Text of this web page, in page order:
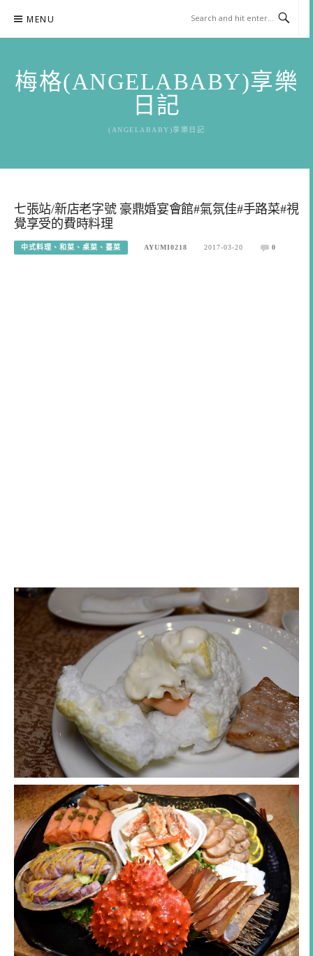
content
MENU
梅格(ANGELABABY)享樂
日記
(ANGELABABY)享樂日記
七張站/新店老字號 豪鼎婚宴會館#氣氛佳#手路菜#視
覺享受的費時料理
中式料理、和菜、桌菜、臺菜 AYUMI0218 2017-03-20 0